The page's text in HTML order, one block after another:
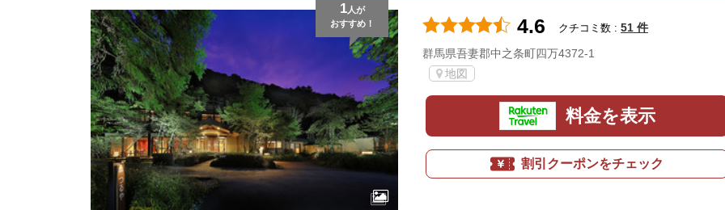
1人が
おすすめ！
4.6 クチコミ数 : 51 件
群馬県吾妻郡中之条町四万4372-1
地図
料金を表示
割引クーポンをチェック